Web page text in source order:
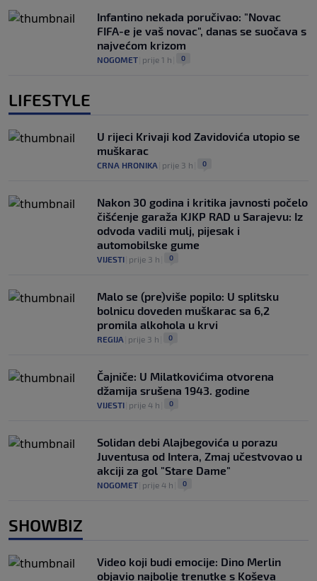
Infantino nekada poručivao: "Novac
FIFA-e je vaš novac", danas se suočava s
najvećom krizom
NOGOMET prije 1 h 0
LIFESTYLE
U rijeci Krivaji kod Zavidovića utopio se
muškarac
CRNA HRONIKA prije 3 h 0
Nakon 30 godina i kritika javnosti počelo
čišćenje garaža KJKP RAD u Sarajevu: Iz
odvoda vadili mulj, pijesak i
automobilske gume
VIJESTI prije 3 h 0
Malo se (pre)više popilo: U splitsku
bolnicu doveden muškarac sa 6,2
promila alkohola u krvi
REGIJA prije 3 h 0
Čajniče: U Milatkovićima otvorena
džamija srušena 1943. godine
VIJESTI prije 4 h 0
Solidan debi Alajbegovića u porazu
Juventusa od Intera, Zmaj učestvovao u
akciji za gol "Stare Dame"
NOGOMET prije 4 h 0
SHOWBIZ
Video koji budi emocije: Dino Merlin
objavio najbolje trenutke s Koševa